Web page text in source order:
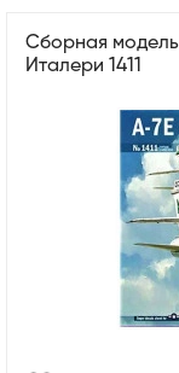
Cборная
Италери 1411